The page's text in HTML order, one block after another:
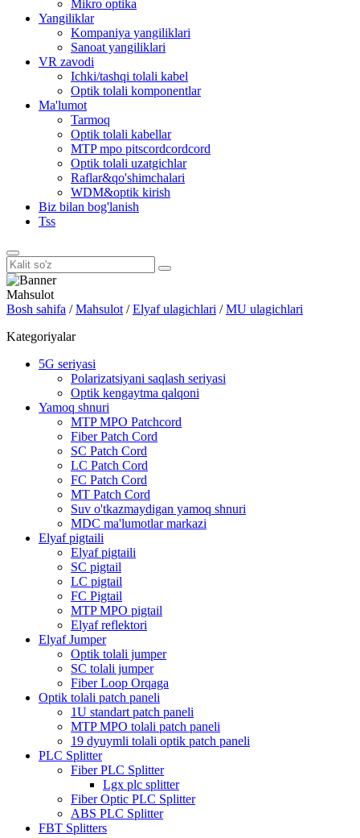
Mikro optika
Yangiliklar
Kompaniya yangiliklari
Sanoat yangiliklari
VR zavodi
Ichki/tashqi tolali kabel
Optik tolali komponentlar
Ma'lumot
Tarmoq
Optik tolali kabellar
MTP mpo pitscordcordcord
Optik tolali uzatgichlar
Raflar&qo'shimchalari
WDM&optik kirish
Biz bilan bog'lanish
Tss
Mahsulot
Bosh sahifa /Mahsulot /Elyaf ulagichlari /MU ulagichlari
Kategoriyalar
5G seriyasi
Polarizatsiyani saqlash seriyasi
Optik kengaytma qalqoni
Yamoq shnuri
MTP MPO Patchcord
Fiber Patch Cord
SC Patch Cord
LC Patch Cord
FC Patch Cord
MT Patch Cord
Suv o'tkazmaydigan yamoq shnuri
MDC ma'lumotlar markazi
Elyaf pigtaili
Elyaf pigtaili
SC pigtail
LC pigtail
FC Pigtail
MTP MPO pigtail
Elyaf reflektori
Elyaf Jumper
Optik tolali jumper
SC tolali jumper
Fiber Loop Orqaga
Optik tolali patch paneli
1U standart patch paneli
MTP MPO tolali patch paneli
19 dyuymli tolali optik patch paneli
PLC Splitter
Fiber PLC Splitter
Lgx plc splitter
Fiber Optic PLC Splitter
ABS PLC Splitter
FBT Splitters